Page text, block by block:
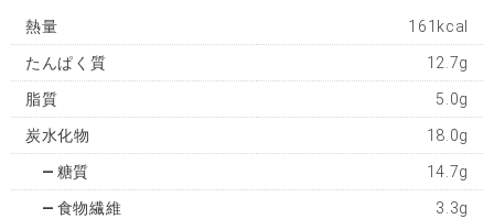
熱量 161kcal
たんぱく質 12.7g
脂質 5.0g
炭水化物 18.0g
糖質 14.7g
食物繊維 3.3g